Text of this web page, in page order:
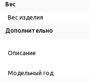
Вес
Вес изделия
Дополнительно
Описание
Модельный год